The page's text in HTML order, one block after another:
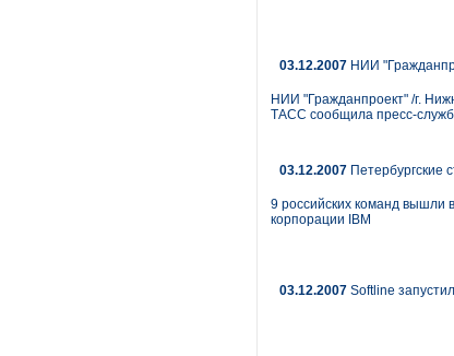
03.12.2007 НИИ
НИИ "Гражданпроект" /г.
ТАСС сообщила пресс-
03.12.2007 Петербургские
9 российских команд вышли
корпорации IBM
03.12.2007 Softline